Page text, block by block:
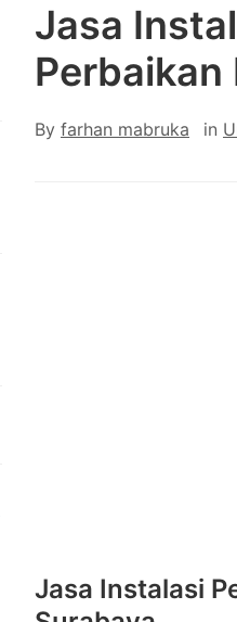
Jasa
Perbaikan
By farhan mabruka in
Jasa Instalasi